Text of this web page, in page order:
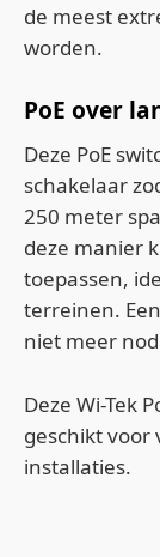
de meest
worden.
PoE over
Deze PoE
schakelaar
250 meter
deze manier
toepassen,
terreinen.
niet meer
Deze Wi-Tek
geschikt voor
installaties.